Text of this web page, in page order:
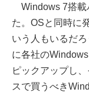
Windows 7搭載
た。OSと同時に
いう人もいるだ
に各社の
ピックアップし
スで買うべき